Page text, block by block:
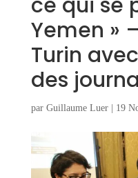
Yemen »
Turin
des
par Guillaume Luer| 19